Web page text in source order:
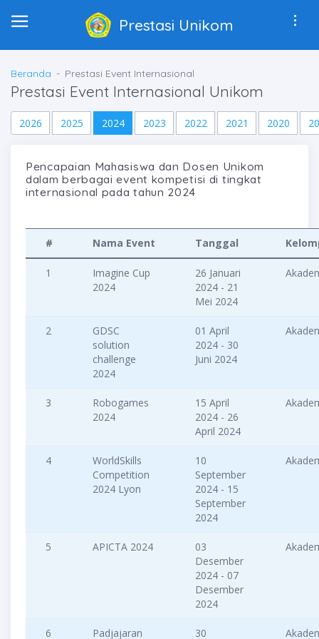
Prestasi Unikom
Beranda Prestasi Event Internasional
Prestasi Event Internasional Unikom
2026 2025 2024 2023 2022 2021 2020
Pencapaian Mahasiswa dan Dosen Unikom
dalam berbagai event kompetisi di tingkat
internasional pada tahun 2024
# Nama Event Tanggal
1
Imagine Cup
2024
26 Januari
2024 - 21
Mei 2024
2
GDSC
solution
challenge
2024
01 April
2024 - 30
Juni 2024
3
Robogames
2024
15 April
2024 - 26
April 2024
4
WorldSkills
Competition
2024 Lyon
10
September
2024 - 15
September
2024
5 APICTA 2024
03
Desember
2024 - 07
Desember
2024
6 Padjajaran 30